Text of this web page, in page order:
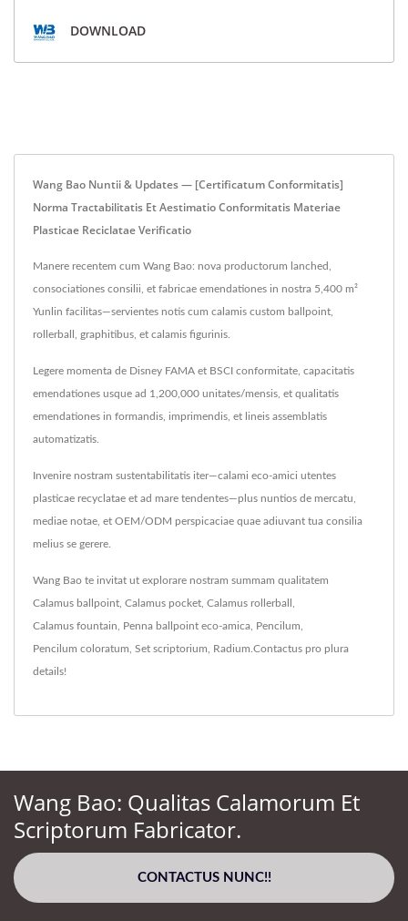
DOWNLOAD
Wang Bao Nuntii & Updates — [Certificatum Conformitatis]
Norma Tractabilitatis Et Aestimatio Conformitatis Materiae
Plasticae Reciclatae Verificatio
Manere recentem cum Wang Bao: nova productorum lanched,
consociationes consilii, et fabricae emendationes in nostra 5,400 m²
Yunlin facilitas—servientes notis cum calamis custom ballpoint,
rollerball, graphitibus, et calamis figurinis.
Legere momenta de Disney FAMA et BSCI conformitate, capacitatis
emendationes usque ad 1,200,000 unitates/mensis, et qualitatis
emendationes in formandis, imprimendis, et lineis assemblatis
automatizatis.
Invenire nostram sustentabilitatis iter—calami eco-amici utentes
plasticae recyclatae et ad mare tendentes—plus nuntios de mercatu,
mediae notae, et OEM/ODM perspicaciae quae adiuvant tua consilia
melius se gerere.
Wang Bao te invitat ut explorare nostram summam qualitatem
Calamus ballpoint Calamus pocket Calamus rollerball
Calamus fountain Penna ballpoint eco-amica Pencilum
Pencilum coloratum Set scriptorium Radium Contactus pro plura
details!
Wang Bao: Qualitas Calamorum Et
Scriptorum Fabricator.
CONTACTUS NUNC!!